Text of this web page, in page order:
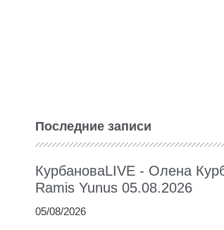
Последние записи
КурбановаLIVE - Олена
Ramis Yunus 05.08.2026
05/08/2026